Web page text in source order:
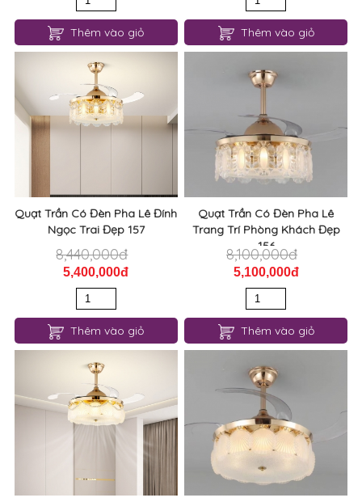
Thêm vào giỏ Thêm vào giỏ
Quạt Trần Có Đèn Pha Lê Đính
Ngọc Trai Đẹp 157
8,440,000đ
5,400,000đ
Thêm vào giỏ
Quạt Trần Có Đèn Pha Lê
Trang Trí Phòng Khách Đẹp
156
8,100,000đ
5,100,000đ
Thêm vào giỏ